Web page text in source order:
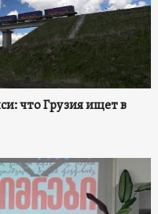
что Грузия ищет в